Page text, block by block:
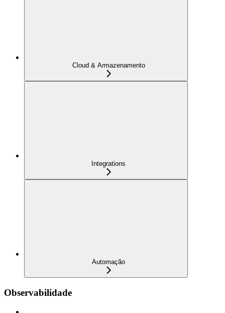
Cloud & Armazenamento
Integrations
Automação
Observabilidade